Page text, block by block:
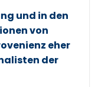
und in den
von
eher
der